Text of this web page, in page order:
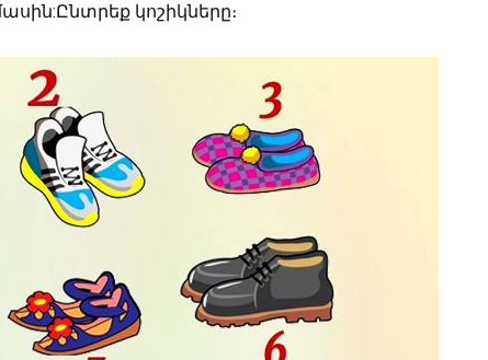
կոշիկները։